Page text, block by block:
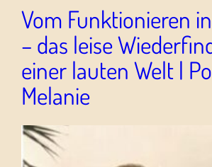
Vom Funktionieren
– das leise
einer lauten Welt |
Melanie